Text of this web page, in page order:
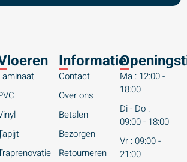
Informatie
Contact
Over ons
Betalen
Bezorgen
Retourneren
Ma : 12:00 -
18:00
Di - Do :
09:00 - 18:00
Vr : 09:00 -
21:00